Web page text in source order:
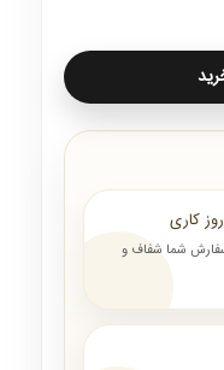
سفارش شما شفاف و